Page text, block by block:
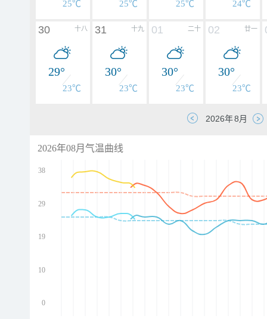
25℃ 25℃ 25℃ 24℃
十八
30
29°
23℃
十九
31
30°
23℃
二十
01
30°
23℃
廿一
02
30°
23℃
2026年08月气温曲线
38
29
19
10
0